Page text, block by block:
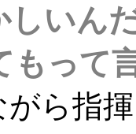
しいん
もって
がら指